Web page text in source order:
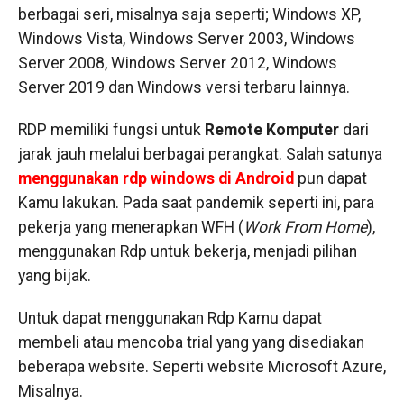
berbagai seri, misalnya saja seperti; Windows XP,
Windows Vista, Windows Server 2003, Windows
Server 2008, Windows Server 2012, Windows
Server 2019 dan Windows versi terbaru lainnya.
RDP memiliki fungsi untuk Remote Komputerdari
jarak jauh melalui berbagai perangkat. Salah satunya
menggunakan rdp windows di Android pun dapat
Kamu lakukan. Pada saat pandemik seperti ini, para
pekerja yang menerapkan WFH ( Work From Home),
menggunakan Rdp untuk bekerja, menjadi pilihan
yang bijak.
Untuk dapat menggunakan Rdp Kamu dapat
membeli atau mencoba trial yang yang disediakan
beberapa website. Seperti website Microsoft Azure,
Misalnya.